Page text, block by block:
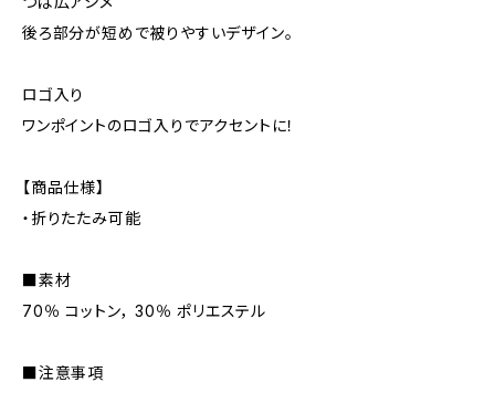
後ろ部分が短めで被りやすいデザイン。
ロゴ入り
ワンポイントのロゴ入りでアクセントに！
【商品仕様】
・折りたたみ可能
■素材
70％ コットン， 30％ ポリエステル
■注意事項